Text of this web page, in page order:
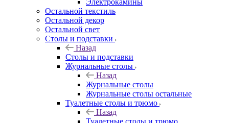
Электрокамины
Остальной текстиль
Остальной декор
Остальной свет
Столы и подставки
Назад
Столы и подставки
Журнальные столы
Назад
Журнальные столы
Журнальные столы остальные
Туалетные столы и трюмо
Назад
Туалетные столы и трюмо